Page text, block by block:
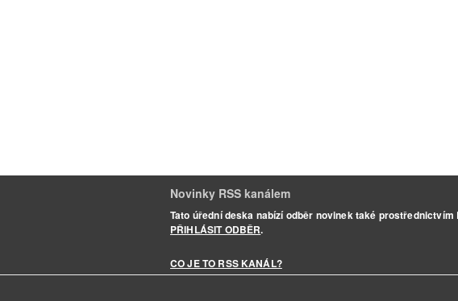
Novinky RSS kanálem
Tato úřední deska nabízí odběr novinek také prostřednictvím
PŘIHLÁSIT ODBĚR.
CO JE TO RSS KANÁL?